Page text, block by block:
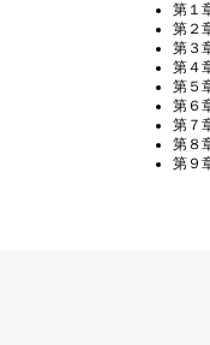
第１
第２
第３
第４
第５
第６
第７
第８
第９